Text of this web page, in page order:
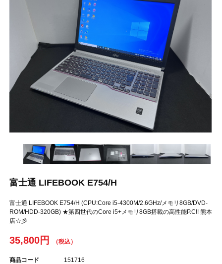
富士通 LIFEBOOK E754/H
富士通 LIFEBOOK E754/H (CPU:Core i5-4300M/2.6GHz/メモリ8GB/DVD-
ROM/HDD-320GB) ★第四世代のCore i5+メモリ8GB搭載の高性能P.C!! 熊本
店☆彡
35,800円
商品コード 151716